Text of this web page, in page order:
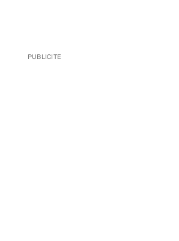
PUBLICITE